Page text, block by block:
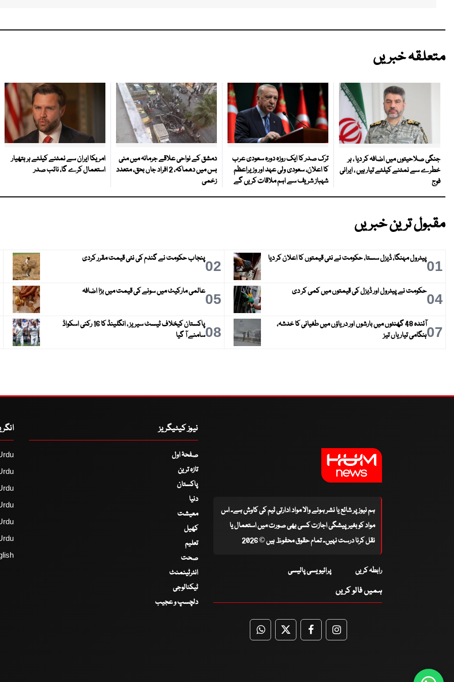
متعلقہ خبریں
جنگی صلاحیتوں میں اضافہ کر دیا ، ہر
خطرے سے نمٹنے کیلئے تیار ہیں ، ایرانی
فوج
ترک صدر کا ایک روزہ دورہ سعودی عرب
کا اعلان، سعودی ولی عہد اور وزیراعظم
شہباز شریف سے اہم ملاقات کریں گے
دمشق کے نواحی علاقے جرمانہ میں منی
بس میں دھماکہ، 2 افراد جاں بحق، متعدد
زخمی
امریکا ایران سے نمٹنے کیلئے ہر ہتھیار
استعمال کرے گا، نائب صدر
مقبول ترین خبریں
01پیٹرول مہنگا، ڈیزل سستا، حکومت نے نئی قیمتوں کا اعلان کر دیا 02پنجاب حکومت نے گندم کی نئی قیمت مقرر کردی
04حکومت نے پیٹرول اور ڈیزل کی قیمتوں میں کمی کر دی 05عالمی مارکیٹ میں سونے کی قیمت میں بڑا اضافہ
07
آئندہ 48 گھنٹوں میں بارشوں اور دریاؤں میں طغیانی کا خدشہ،
ہنگامی تیاریاں تیز
08
پاکستان کیخلاف ٹیسٹ سیریز ، انگلینڈ کا 16 رکنی اسکواڈ
سامنے آ گیا
ہم نیوز پر شائع یا نشر ہونے والا مواد ادارتی ٹیم کی کاوش ہے۔ اس
مواد کو بغیر پیشگی اجازت کسی بھی صورت میں استعمال یا
نقل کرنا درست نہیں۔ تمام حقوق محفوظ ہیں © 2026
رابطہ کریں پرائیویسی پالیسی
ہمیں فالو کریں
WhatsApp
TwitterFacebookFacebook
نیوز کیٹیگریز
صفحۂ اول
تازہ ترین
پاکستان
دنیا
معیشت
کھیل
تعلیم
صحت
انٹرٹینمنٹ
ٹیکنالوجی
دلچسپ و عجیب